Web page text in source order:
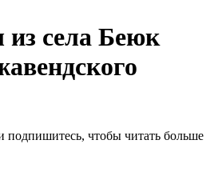
села Беюк
подпишитесь, чтобы читать больше